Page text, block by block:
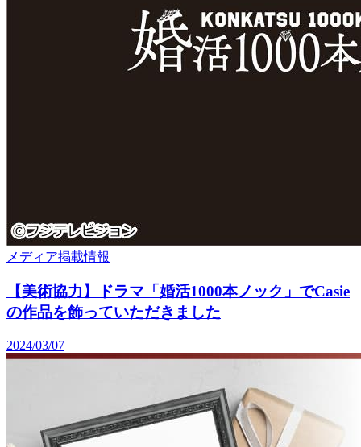
メディア掲載情報
【美術協力】ドラマ「婚活1000本ノック」でCasie
の作品を飾っていただきました
2024/03/07